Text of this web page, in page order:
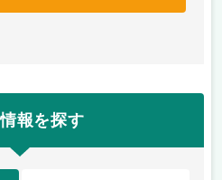
報を探す